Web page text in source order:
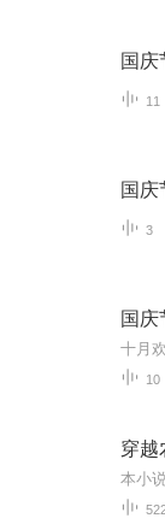
国庆
11
国庆
3
国庆
10
穿越